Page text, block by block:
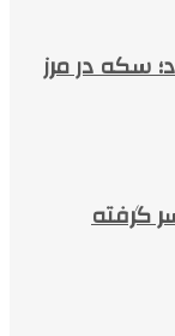
سکه در مرز
گرفته